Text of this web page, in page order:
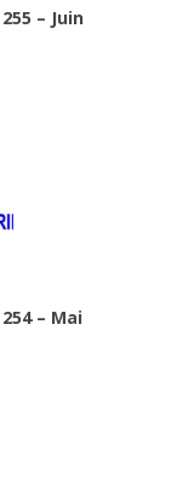
– Juin
– Mai